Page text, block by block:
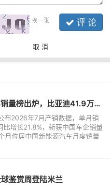
换一张 评 论
取 消
7月新能源汽车销量榜出炉，比亚迪41.9万辆稳居榜首
布2026年7月产销数据，单月销
比增长21.8%，斩获中国车企销量
月位居中国新能源汽车月度销量
现延续至下半年，继2026年上半
鉴赏周登陆米兰